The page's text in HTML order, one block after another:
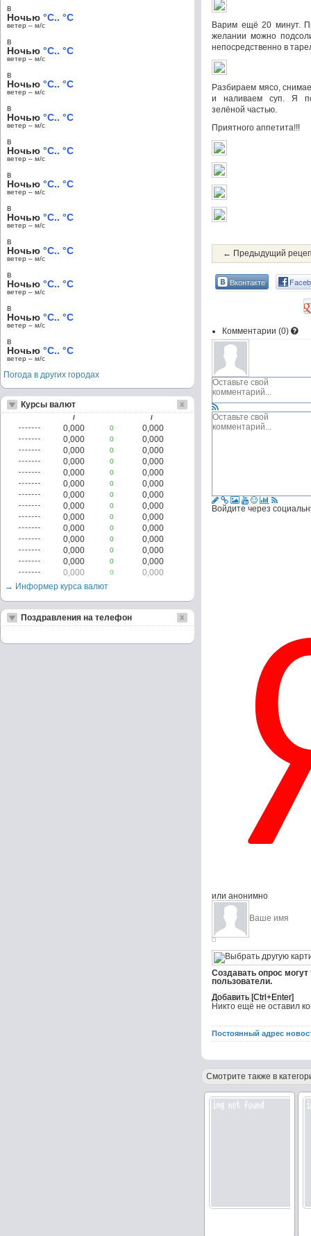
Варим ещё 20 минут.
желании можно
непосредственно в
Разбираем мясо,
и наливаем суп. Я
зелёной частью.
Приятного аппетита!!!
← Предыдущий
Вконтакте
Комментарии (0)
Войдите через
или анонимно
Создавать опрос
пользователи.
Никто ещё не оставил
Постоянный адрес
Смотрите также в
в
Ночью °C.. °C
ветер – м/c
в
Ночью °C.. °C
ветер – м/c
в
Ночью °C.. °C
ветер – м/c
в
Ночью °C.. °C
ветер – м/c
в
Ночью °C.. °C
ветер – м/c
в
Ночью °C.. °C
ветер – м/c
в
Ночью °C.. °C
ветер – м/c
в
Ночью °C.. °C
ветер – м/c
в
Ночью °C.. °C
ветер – м/c
в
Ночью °C.. °C
ветер – м/c
в
Ночью °C.. °C
ветер – м/c
Погода в других городах
Курсы валют
/ /
0,000 0
0,000
0,000
0
0,000
0,000
0
0,000
0,000
0
0,000
0,000
0
0,000
0,000
0
0,000
0,000
0
0,000
0,000
0
0,000
0,000
0
0,000
0,000
0
0,000
0,000
0
0,000
0,000
0
0,000
0,000
0
0,000
0,000
0
0,000
→ Информер курса валют
Поздравления на телефон